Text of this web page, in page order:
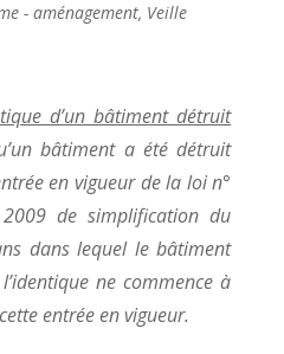
- aménagement, Veille
d’un bâtiment détruit
bâtiment a été détruit
en vigueur de la loi n°
de simplification du
dans lequel le bâtiment
ne commence à
entrée en vigueur.